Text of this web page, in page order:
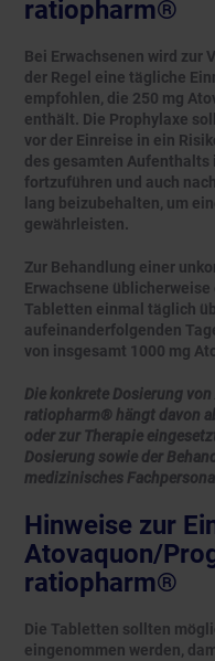
ratiopharm®
Bei Erwachsenen wird zur
der Regel eine tägliche
empfohlen, die 250 mg
enthält. Die Prophylaxe
vor der Einreise in ein
des gesamten
fortzuführen und auch
lang beizubehalten, um
gewährleisten.
Zur Behandlung einer
Erwachsene
Tabletten einmal täglich
aufeinanderfolgenden
von insgesamt 1000 mg
Die konkrete Dosierung
ratiopharm® hängt davon
oder zur Therapie
Dosierung sowie der
medizinisches
Hinweise zur
Atovaquon/
ratiopharm®
Die Tabletten sollten
eingenommen werden,